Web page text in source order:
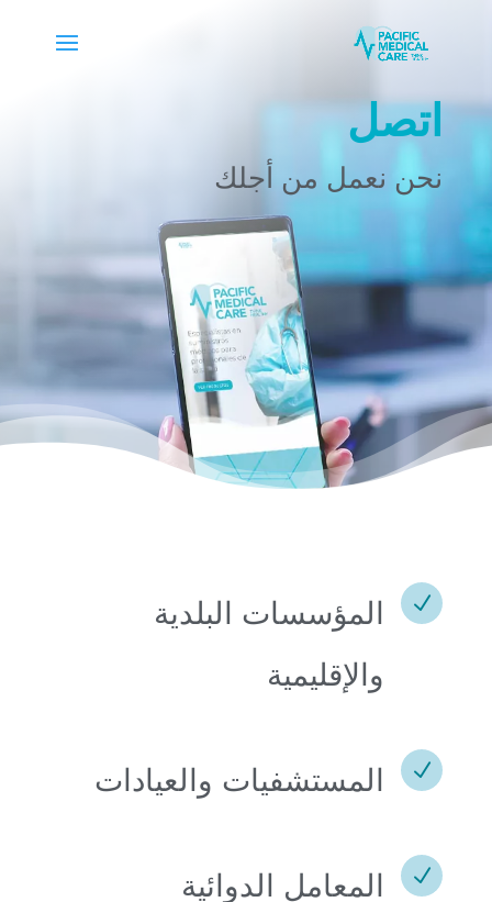
اتصل
نحن نعمل من أجلك
N
المؤسسات البلدية
والإقليمية
N المستشفيات والعيادات
N
المعامل الدوائية